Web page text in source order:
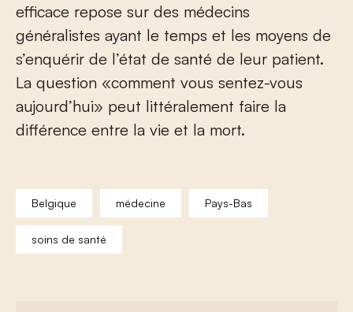
efficace repose sur des médecins
généralistes ayant le temps et les moyens de
s’enquérir de l’état de santé de leur patient.
La question «comment vous sentez-vous
aujourd’hui» peut littéralement faire la
différence entre la vie et la mort.
Belgique médecine Pays-Bas
soins de santé